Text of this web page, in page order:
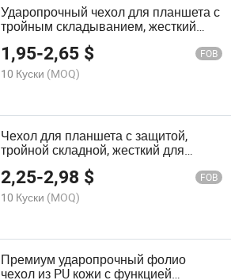
Ударопрочный чехол для планшета с
тройным складыванием, жесткий
пластиковый корпус для Lenovo
Legion Y700 8.8 дюйм
1,95-2,65 $ FOB
10 Куски (MOQ)
Чехол для планшета с защитой,
тройной складной, жесткий для
Samsung Galaxy Tab A8 2021 Sm-
X205 Sm-X200
2,25-2,98 $ FOB
10 Куски (MOQ)
Премиум ударопрочный фолио
чехол из PU кожи с функцией